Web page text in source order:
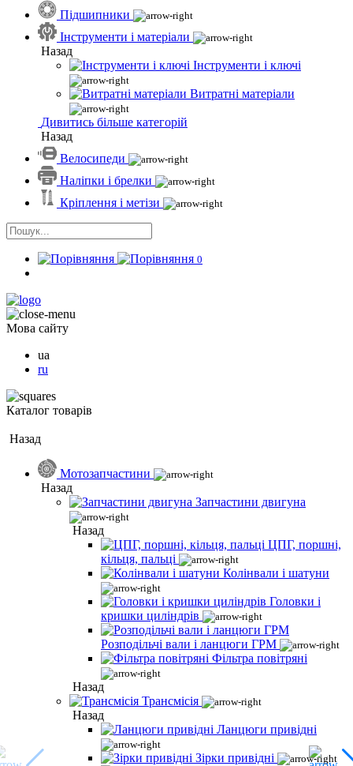
Підшипники
Інструменти і матеріали
Назад
Інструменти і ключі
Витратні матеріали
Дивитись більше категорій
Назад
Велосипеди
Наліпки і брелки
Кріплення і метізи
0
Мова сайту
ua
ru
Каталог товарів
Назад
Мотозапчастини
Назад
Запчастини двигуна
Назад
ЦПГ, поршні,
кільця, пальці
Колінвали і шатуни
Головки і
кришки циліндрів
Розподільчі вали і ланцюги ГРМ
Фільтра повітряні
Назад
Трансмісія
Назад
Ланцюги привідні
Зірки привідні